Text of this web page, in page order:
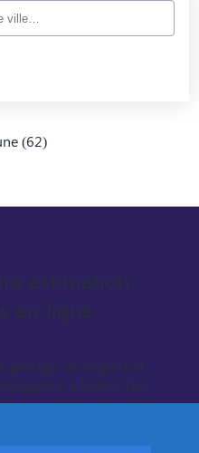
(62)
estimation
en ligne
partage, de respect et
à fournir des
aux prix les plus justes.